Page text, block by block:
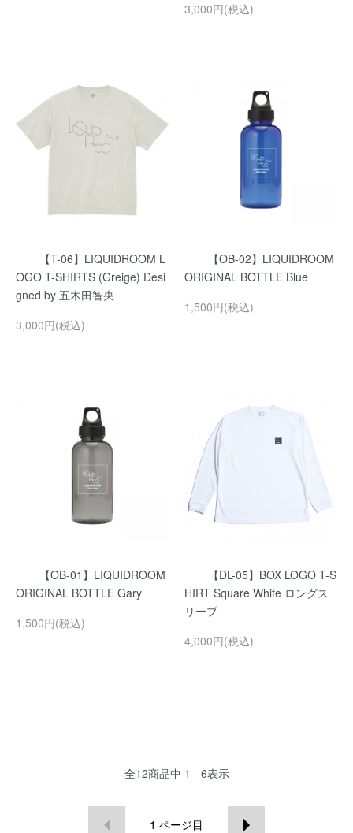
3,000円(税込)
【T-06】LIQUIDROOM L
OGO T-SHIRTS (Greige) Desi
gned by 五木田智央
3,000円(税込)
【OB-02】LIQUIDROOM
ORIGINAL BOTTLE Blue
1,500円(税込)
【OB-01】LIQUIDROOM
ORIGINAL BOTTLE Gary
1,500円(税込)
【DL-05】BOX LOGO T-S
HIRT Square White ロングス
リーブ
4,000円(税込)
全12商品中 1 - 6表示
1 ページ目